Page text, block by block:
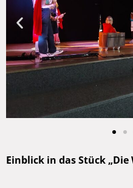
Einblick in das Stück „Die